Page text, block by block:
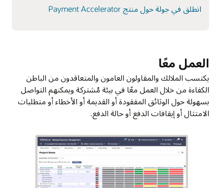
انطلق في جولة حول منتج Payment Accelerator
العمل معًا
يكتسب الملالك والمقاولون العامون والمتعاقدون من الباطن
الكفاءة من خلال العمل معًا في بيئة مُشتركة ويمكنهم التواصل
بسهولة حول الوثائق المفقودة أو القديمة أو الأخطاء أو متطلبات
الامتثال أو إيقافات الدفع أو حالة الدفع.